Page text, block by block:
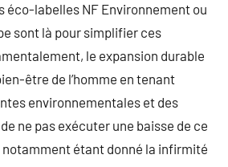
éco-labelles NF Environnement ou
sont là pour simplifier ces
le expansion durable
être de l’homme en tenant
environnementales et des
ne pas exécuter une baisse de ce
notamment étant donné la infirmité